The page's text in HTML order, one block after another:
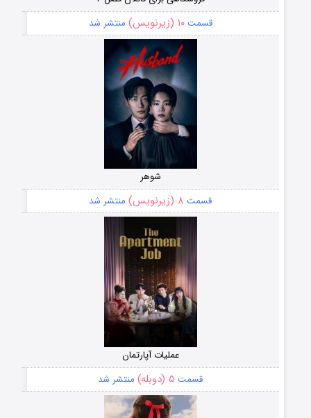
قسمت۱۰ (زیرنویس) منتشر شد
شوهر
قسمت ۸ (زیرنویس) منتشر شد
عملیات آپارتمان
قسمت ۵ (دوبله) منتشر شد